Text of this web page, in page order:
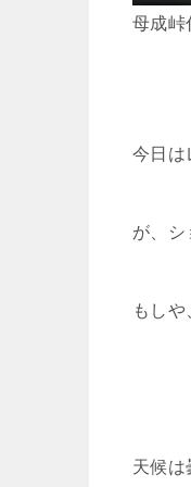
母成峠
今日は
が、シ
もし
天候は